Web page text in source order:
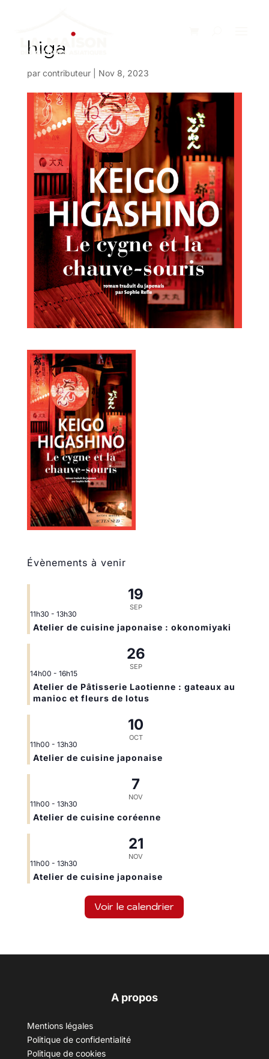
higa
par contributeur| Nov 8, 2023
Évènements à venir
19
SEP
11h30 - 13h30
Atelier de cuisine japonaise : okonomiyaki
26
SEP
14h00 - 16h15
Atelier de Pâtisserie Laotienne : gateaux au
manioc et fleurs de lotus
10
OCT
11h00 - 13h30
Atelier de cuisine japonaise
7
NOV
11h00 - 13h30
Atelier de cuisine coréenne
21
NOV
11h00 - 13h30
Atelier de cuisine japonaise
Voir le calendrier
A propos
Mentions légales
Politique de confidentialité
Politique de cookies